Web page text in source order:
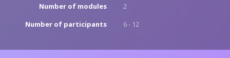
Number of modules
2
Number of participants
6 - 12